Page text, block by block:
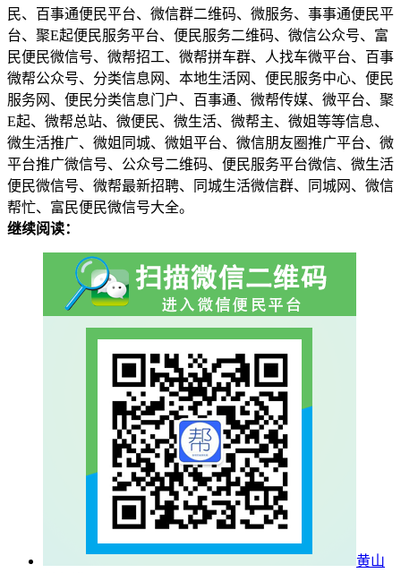
民、百事通便民平台、微信群二维码、微服务、事事通便民平
台、聚E起便民服务平台、便民服务二维码、微信公众号、富
民便民微信号、微帮招工、微帮拼车群、人找车微平台、百事
微帮公众号、分类信息网、本地生活网、便民服务中心、便民
服务网、便民分类信息门户、百事通、微帮传媒、微平台、聚
E起、微帮总站、微便民、微生活、微帮主、微姐等等信息、
微生活推广、微姐同城、微姐平台、微信朋友圈推广平台、微
平台推广微信号、公众号二维码、便民服务平台微信、微生活
便民微信号、微帮最新招聘、同城生活微信群、同城网、微信
帮忙、富民便民微信号大全。
继续阅读：
黄山